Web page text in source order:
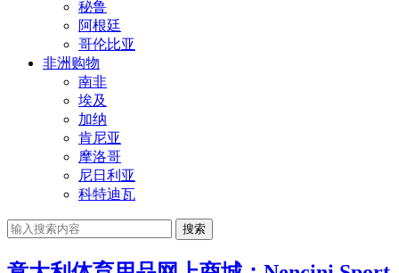
秘鲁
阿根廷
哥伦比亚
非洲购物
南非
埃及
加纳
肯尼亚
摩洛哥
尼日利亚
科特迪瓦
搜索